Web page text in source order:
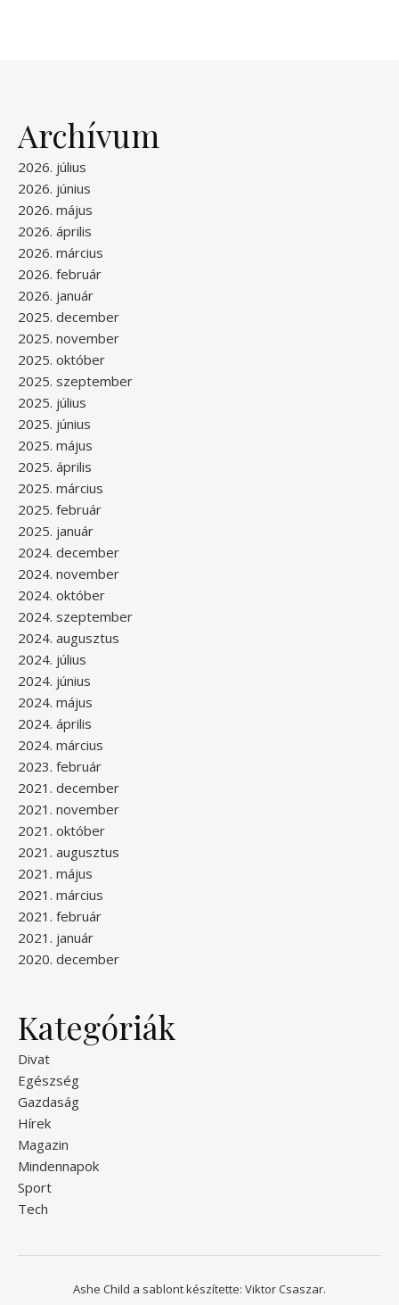
Archívum
2026. július
2026. június
2026. május
2026. április
2026. március
2026. február
2026. január
2025. december
2025. november
2025. október
2025. szeptember
2025. július
2025. június
2025. május
2025. április
2025. március
2025. február
2025. január
2024. december
2024. november
2024. október
2024. szeptember
2024. augusztus
2024. július
2024. június
2024. május
2024. április
2024. március
2023. február
2021. december
2021. november
2021. október
2021. augusztus
2021. május
2021. március
2021. február
2021. január
2020. december
Kategóriák
Divat
Egészség
Gazdaság
Hírek
Magazin
Mindennapok
Sport
Tech
Ashe Child a sablont készítette: Viktor Csaszar.